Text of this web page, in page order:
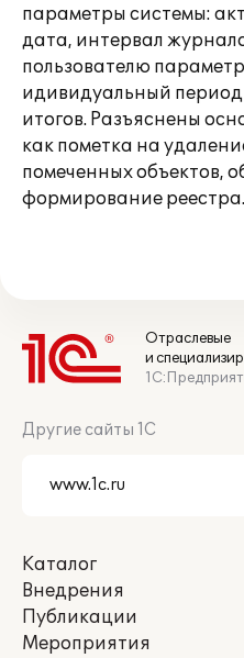
параметры системы:
дата, интервал
пользователю
идивидуальный период
итогов. Разъяснены
как пометка на
помеченных объектов,
формирование реестра.
Отраслевые
и
Другие сайты 1С
Каталог
Внедрения
Публикации
Мероприятия